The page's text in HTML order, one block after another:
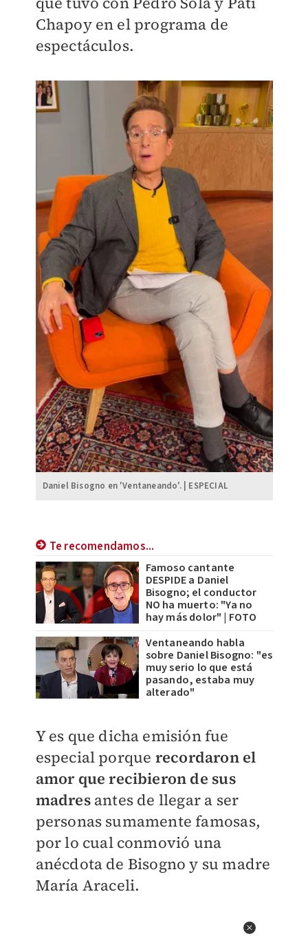
Chapoy en el programa de
espectáculos.
Daniel Bisogno en 'Ventaneando'. | ESPECIAL
Te recomendamos...
Famoso cantante
DESPIDE a Daniel
Bisogno; el conductor
NO ha muerto: "Ya no
hay más dolor" | FOTO
Ventaneando habla
sobre Daniel Bisogno: "es
muy serio lo que está
pasando, estaba muy
alterado"
Y es que dicha emisión fue
especial porque recordaron el
amor que recibieron de sus
madresantes de llegar a ser
personas sumamente famosas,
por lo cual conmovió una
anécdota de Bisogno y su madre
María Araceli.